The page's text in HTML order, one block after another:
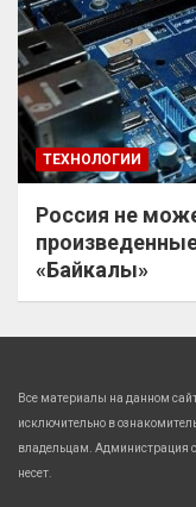
ТЕХНОЛОГИИ
Россия не
«Байкалы»
Все материалы на данном
исключительно в
владельцам. Администрация
несет.